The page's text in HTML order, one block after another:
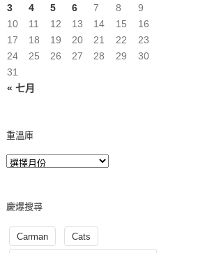
« 七月
3
4 5 6 7 8
9
10
11 12 13 14 15
16
17
18 19 20 21 22
23
24
25 26 27 28 29
30
31
重溫庫
慶爆搜尋
Carman Cats